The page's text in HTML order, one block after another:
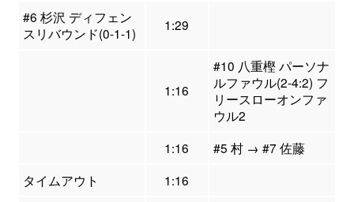
#6 杉沢 ディフェン
スリバウンド(0-1-1)
1:29
1:16
#10 八重樫 パーソナ
ルファウル(2-4:2) フ
リースローオンファ
ウル2
1:16
#5 村 → #7 佐藤
タイムアウト
1:16